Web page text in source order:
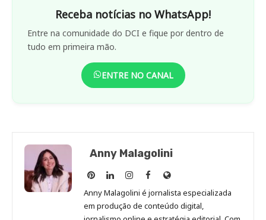
Receba notícias no WhatsApp!
Entre na comunidade do DCI e fique por dentro de
tudo em primeira mão.
ENTRE NO CANAL
Anny Malagolini
Anny
Malagolini
no
Anny
Malagolini
no
Anny
Malagolini
no
Anny
Malagolini
no
Site
de
Anny
Anny Malagolini é jornalista especializada
em produção de conteúdo digital,